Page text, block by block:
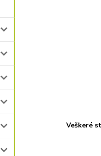
Veškeré